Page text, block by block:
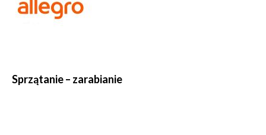
Sprzątanie – zarabianie